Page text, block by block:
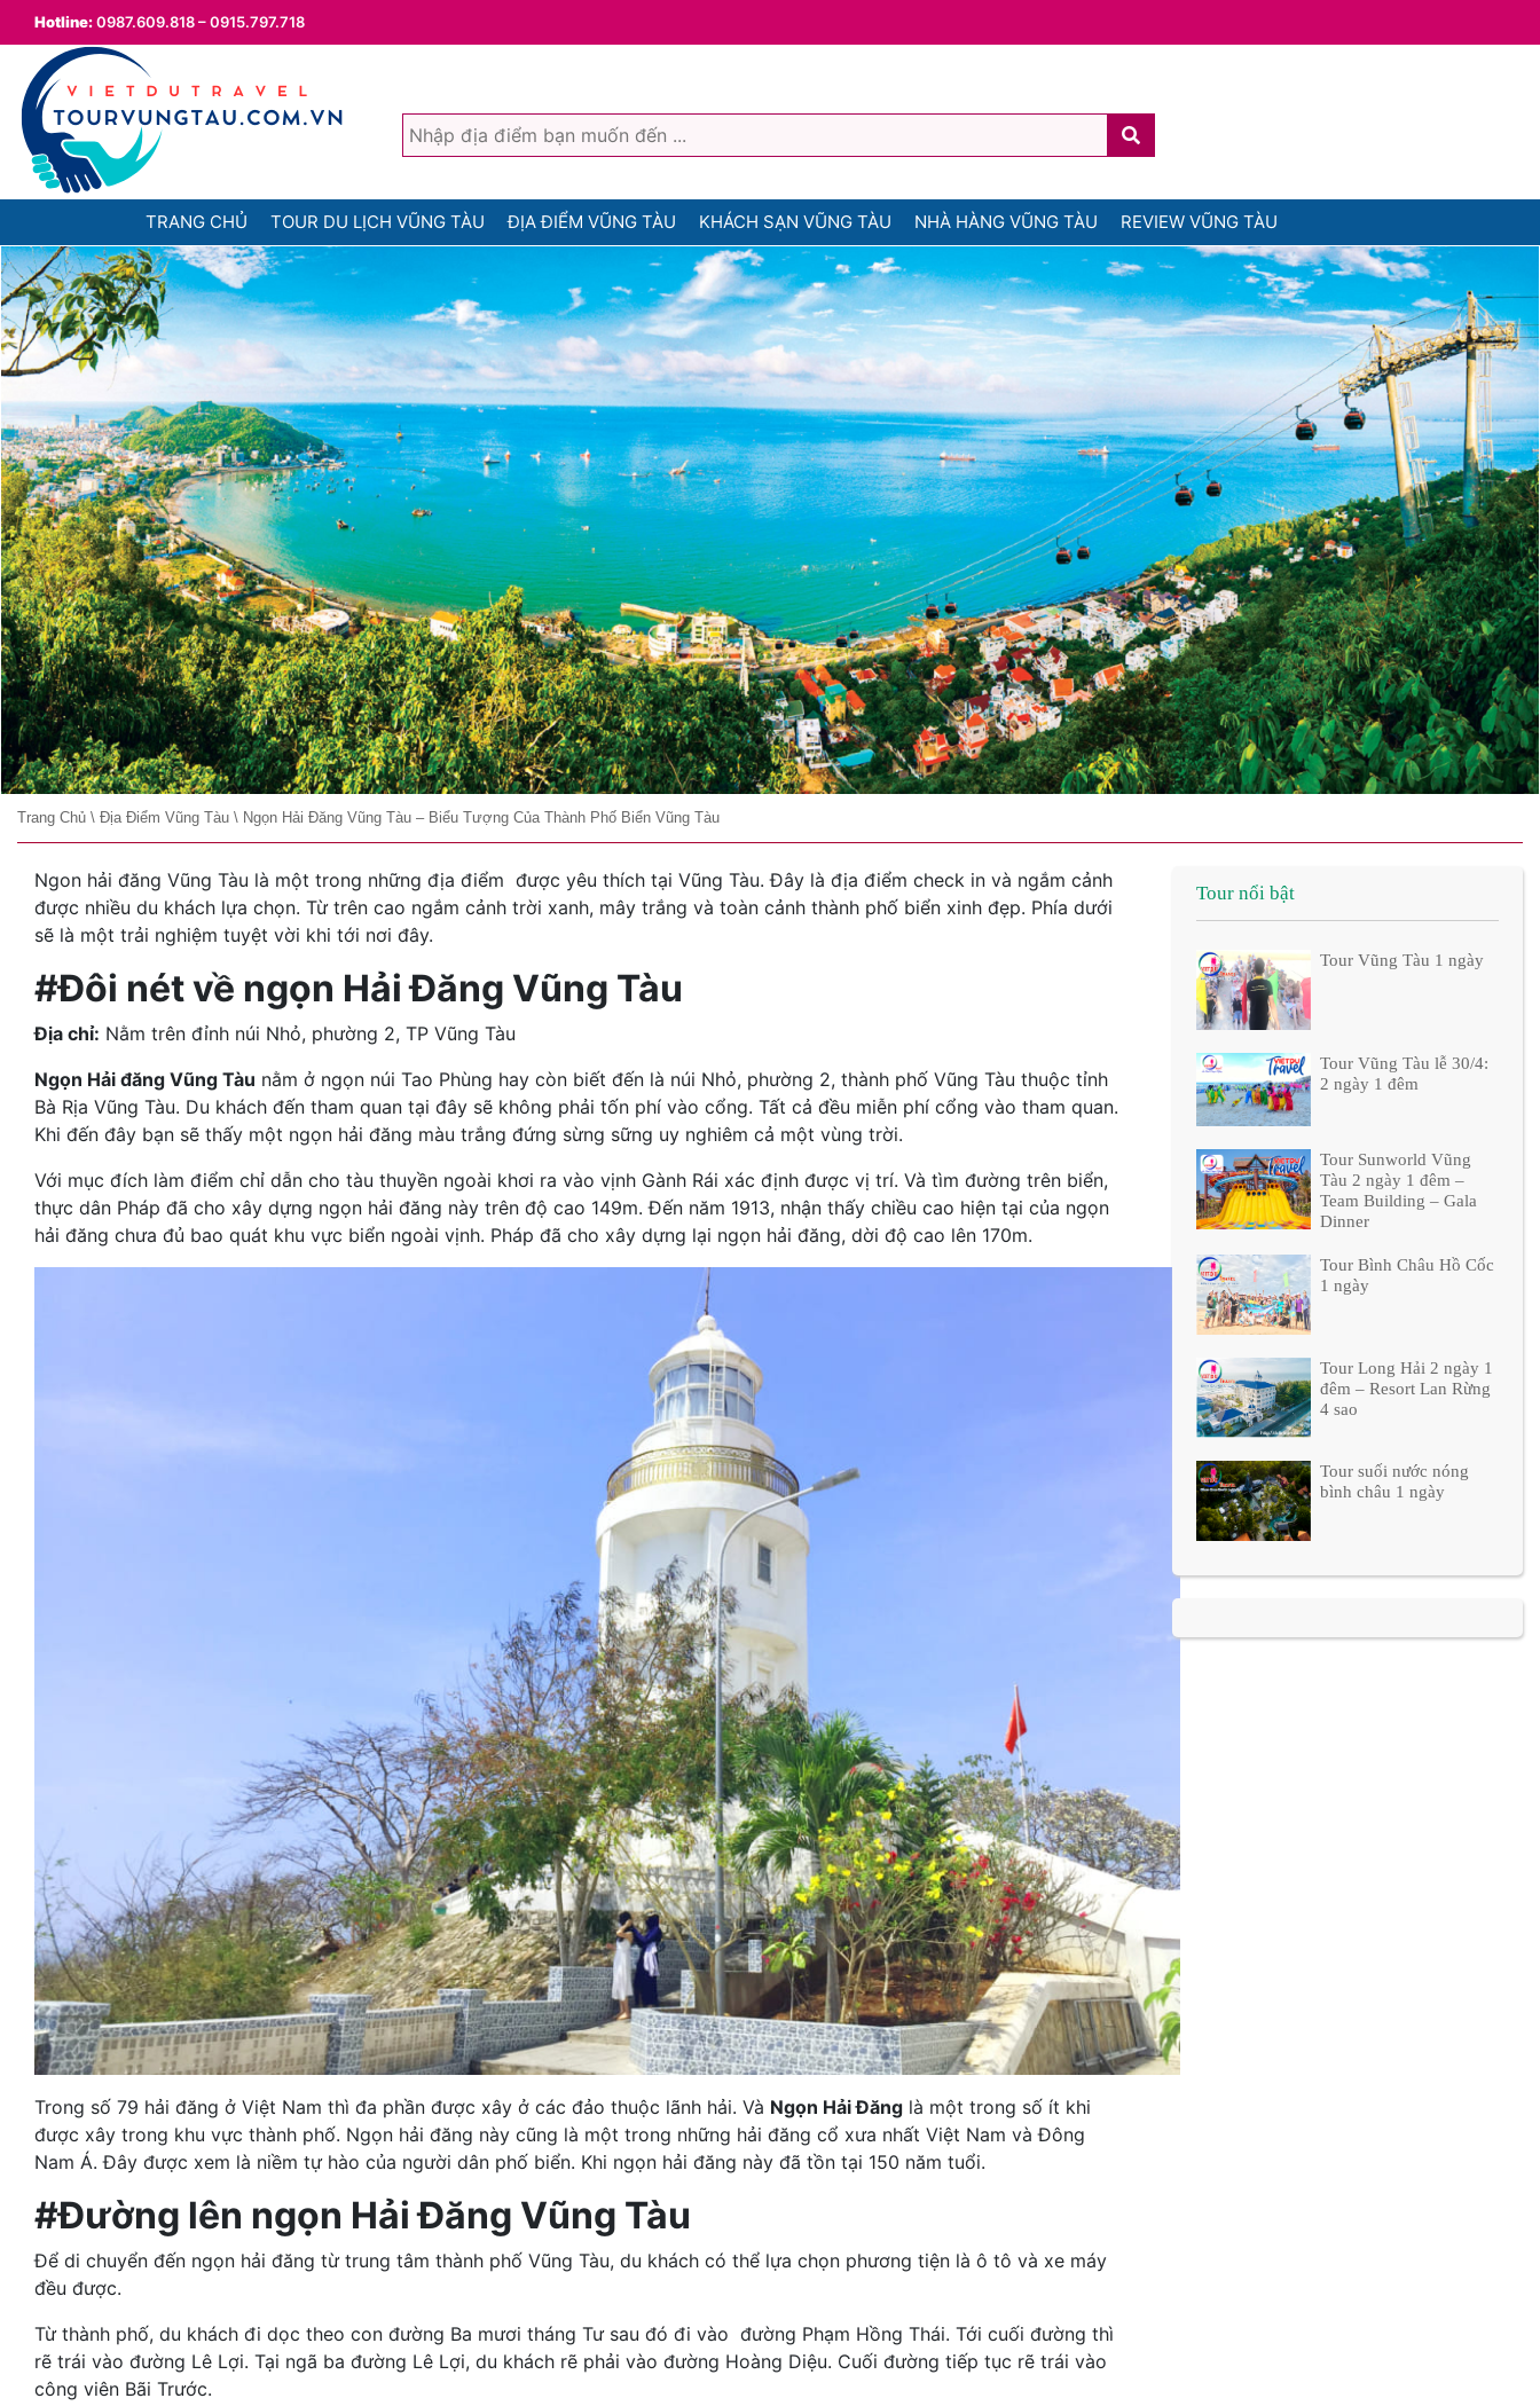
Hotline:0987.609.818 – 0915.797.718
TRANG CHỦ TOUR DU LỊCH VŨNG TÀU ĐỊA ĐIỂM VŨNG TÀU KHÁCH SẠN VŨNG TÀU NHÀ HÀNG VŨNG TÀU REVIEW VŨNG TÀU
Trang Chủ \ Địa Điểm Vũng Tàu \ Ngọn Hải Đăng Vũng Tàu – Biểu Tượng Của Thành Phố Biển Vũng Tàu
Ngon hải đăng Vũng Tàu là một trong những địa điểm được yêu thích tại Vũng Tàu. Đây là địa điểm check in và ngắm cảnh
được nhiều du khách lựa chọn. Từ trên cao ngắm cảnh trời xanh, mây trắng và toàn cảnh thành phố biển xinh đẹp. Phía dưới
sẽ là một trải nghiệm tuyệt vời khi tới nơi đây.
#Đôi nét về ngọn Hải Đăng Vũng Tàu
Địa chỉ: Nằm trên đỉnh núi Nhỏ, phường 2, TP Vũng Tàu
Ngọn Hải đăng Vũng Tàu nằm ở ngọn núi Tao Phùng hay còn biết đến là núi Nhỏ, phường 2, thành phố Vũng Tàu thuộc tỉnh
Bà Rịa Vũng Tàu. Du khách đến tham quan tại đây sẽ không phải tốn phí vào cổng. Tất cả đều miễn phí cổng vào tham quan.
Khi đến đây bạn sẽ thấy một ngọn hải đăng màu trắng đứng sừng sững uy nghiêm cả một vùng trời.
Với mục đích làm điểm chỉ dẫn cho tàu thuyền ngoài khơi ra vào vịnh Gành Rái xác định được vị trí. Và tìm đường trên biển,
thực dân Pháp đã cho xây dựng ngọn hải đăng này trên độ cao 149m. Đến năm 1913, nhận thấy chiều cao hiện tại của ngọn
hải đăng chưa đủ bao quát khu vực biển ngoài vịnh. Pháp đã cho xây dựng lại ngọn hải đăng, dời độ cao lên 170m.
Trong số 79 hải đăng ở Việt Nam thì đa phần được xây ở các đảo thuộc lãnh hải. Và Ngọn Hải Đăng là một trong số ít khi
được xây trong khu vực thành phố. Ngọn hải đăng này cũng là một trong những hải đăng cổ xưa nhất Việt Nam và Đông
Nam Á. Đây được xem là niềm tự hào của người dân phố biển. Khi ngọn hải đăng này đã tồn tại 150 năm tuổi.
#Đường lên ngọn Hải Đăng Vũng Tàu
Để di chuyển đến ngọn hải đăng từ trung tâm thành phố Vũng Tàu, du khách có thể lựa chọn phương tiện là ô tô và xe máy
đều được.
Từ thành phố, du khách đi dọc theo con đường Ba mươi tháng Tư sau đó đi vào đường Phạm Hồng Thái. Tới cuối đường thì
rẽ trái vào đường Lê Lợi. Tại ngã ba đường Lê Lợi, du khách rẽ phải vào đường Hoàng Diệu. Cuối đường tiếp tục rẽ trái vào
công viên Bãi Trước.
Tour nổi bật
Tour Vũng Tàu 1 ngày
Tour Vũng Tàu lễ 30/4:
2 ngày 1 đêm
Tour Sunworld Vũng
Tàu 2 ngày 1 đêm –
Team Building – Gala
Dinner
Tour Bình Châu Hồ Cốc
1 ngày
Tour Long Hải 2 ngày 1
đêm – Resort Lan Rừng
4 sao
Tour suối nước nóng
bình châu 1 ngày